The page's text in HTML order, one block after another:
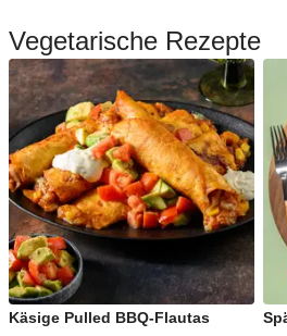
Vegetarische Rezepte
Käsige Pulled BBQ-Flautas